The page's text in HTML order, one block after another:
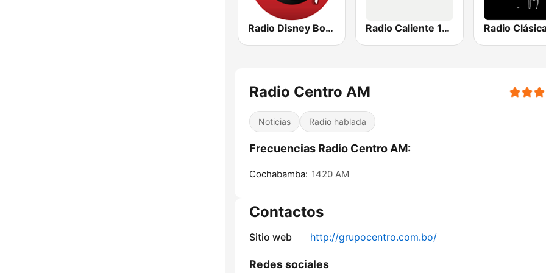
Radio Disney Bolivia Radio Caliente 105.1 FM
Radio Centro AM
Noticias Radio hablada
Frecuencias Radio Centro AM:
Cochabamba: 1420 AM
Contactos
Sitio web http://grupocentro.com.bo/
Redes sociales